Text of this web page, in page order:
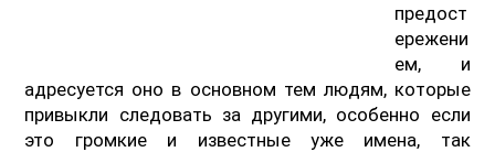
предост
ережени
ем, и
адресуется оно в основном тем людям, которые
привыкли следовать за другими, особенно если
это громкие и известные уже имена, так